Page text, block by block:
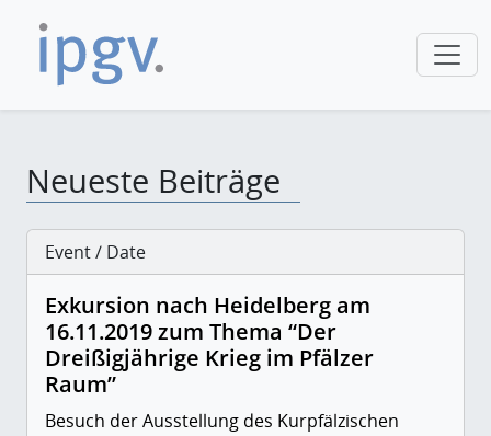
Neueste Beiträge
Event / Date
Exkursion nach Heidelberg am
16.11.2019 zum Thema “Der
Dreißigjährige Krieg im Pfälzer
Raum”
Besuch der Ausstellung des Kurpfälzischen